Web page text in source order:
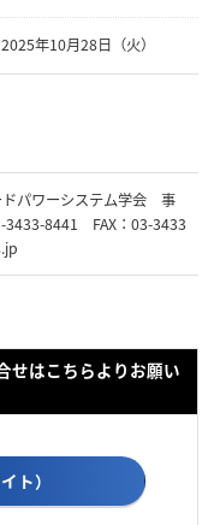
年10月28日（火）
パワーシステム学会 事
8441 FAX：03-3433
せはこちらよりお願い
ト）